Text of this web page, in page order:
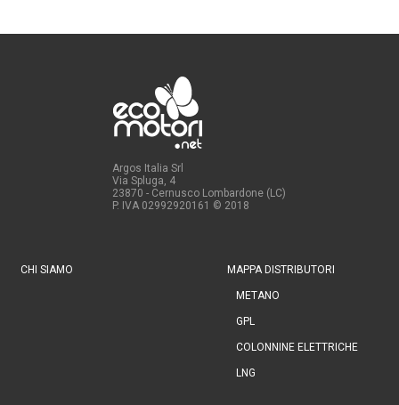
Argos Italia Srl
Via Spluga, 4
23870 - Cernusco Lombardone (LC)
P. IVA 02992920161 © 2018
CHI SIAMO MAPPA DISTRIBUTORI
METANO
GPL
COLONNINE ELETTRICHE
LNG